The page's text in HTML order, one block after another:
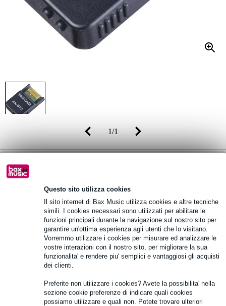
Questo sito utilizza cookies
Il sito internet di Bax Music utilizza cookies e altre tecniche
simili. I cookies necessari sono utilizzati per abilitare le
funzioni principali durante la navigazione sul nostro sito per
garantire un'ottima esperienza agli utenti che lo visitano.
Vorremmo utilizzare i cookies per misurare ed analizzare le
vostre interazioni con il nostro sito, per migliorare la sua
funzionalita' e rendere piu' semplici e vantaggiosi gli acquisti
dei clienti.
Preferite non utilizzare i cookies? Avete la possibilita' nella
sezione cookie preferenze di indicare quali cookies
possiamo utilizzare e quali non. Potete trovare ulteriori
1/1
55,00 €
Disponibilità online
Qualsiasi pezzo in stock nel nostro magazzino
Aggiungi al carrello
Ordina prima delle 23:00 = ricevi martedì
Oltre 48.000 articoli disponibili